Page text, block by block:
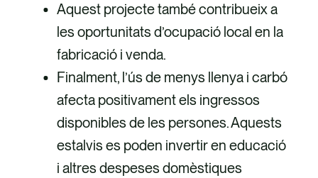
Aquest projecte també contribueix a
les oportunitats d’ocupació local en la
fabricació i venda.
Finalment, l’ús de menys llenya i carbó
afecta positivament els ingressos
disponibles de les persones. Aquests
estalvis es poden invertir en educació
i altres despeses domèstiques